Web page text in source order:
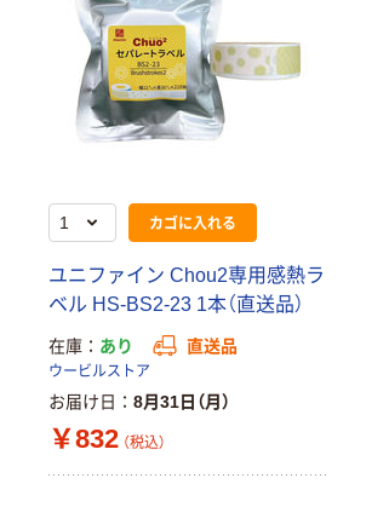
カゴに入れる
ユニファイン Chou2専用感熱ラ
ベル HS-BS2-23 1本（直送品）
在庫 あり 直送品
ウービルストア
お届け日 8月31日（月）
￥832 （税込）